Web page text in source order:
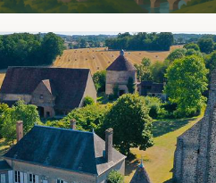
4,8 / 5